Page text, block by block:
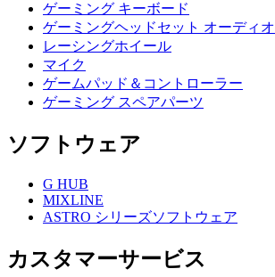
ゲーミング キーボード
ゲーミングヘッドセット オーディオ
レーシングホイール
マイク
ゲームパッド＆コントローラー
ゲーミング スペアパーツ
ソフトウェア
G HUB
MIXLINE
ASTRO シリーズソフトウェア
カスタマーサービス